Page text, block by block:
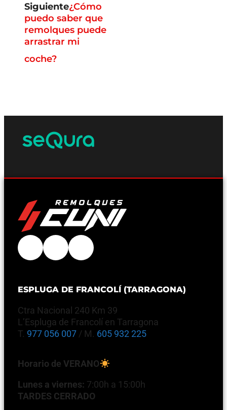
Siguiente¿Cómo
puedo saber que
remolques puede
arrastrar mi
coche?
ESPLUGA DE FRANCOLÍ (TARRAGONA)
Ctra Nacional 240 Km 39
L’Espluga de Francolí en Tarragona
T. 977 056 007 / M. 605 932 225
Horario de VERANO
Lunes a viernes: 7:00h a 15:00h
TARDES CERRADO